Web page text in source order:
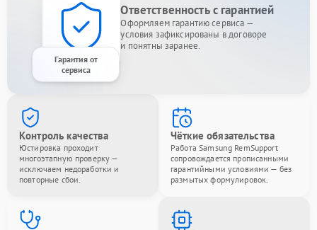
Гарантия от
сервиса
Ответственность с гарантией
Оформляем гарантию сервиса —
условия зафиксированы в договоре
и понятны заранее.
Контроль качества
Юстировка проходит
многоэтапную проверку —
исключаем недоработки и
повторные сбои.
Чёткие обязательства
Работа Samsung RemSupport
сопровождается прописанными
гарантийными условиями — без
размытых формулировок.